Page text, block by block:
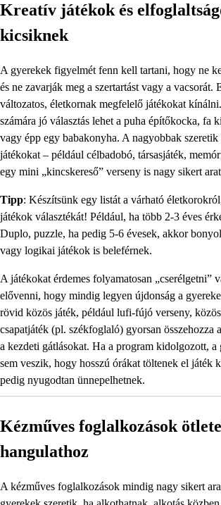
Kreatív játékok és
kicsiknek
A gyerekek figyelmét fenn kell tartani, hogy ne
és ne zavarják meg a szertartást vagy a vacsorát.
változatos, életkornak megfelelő játékokat
számára jó választás lehet a puha építőkocka, fa
vagy épp egy babakonyha. A nagyobbak szeretik
játékokat – például célbadobó, társasjáték,
egy mini „kincskereső” verseny is nagy sikert
Tipp: Készítsünk egy listát a várható
játékok választékát! Például, ha több 2-3 éves
Duplo, puzzle, ha pedig 5-6 évesek, akkor
vagy logikai játékok is beleférnek.
A játékokat érdemes folyamatosan „cserélgetni”
elővenni, hogy mindig legyen újdonság a
rövid közös játék, például lufi-fújó verseny,
csapatjáték (pl. székfoglaló) gyorsan összehozza
a kezdeti gátlásokat. Ha a program kidolgozott, a
sem veszik, hogy hosszú órákat töltenek el játék
pedig nyugodtan ünnepelhetnek.
Kézműves foglalkozások
hangulathoz
A kézműves foglalkozások mindig nagy sikert